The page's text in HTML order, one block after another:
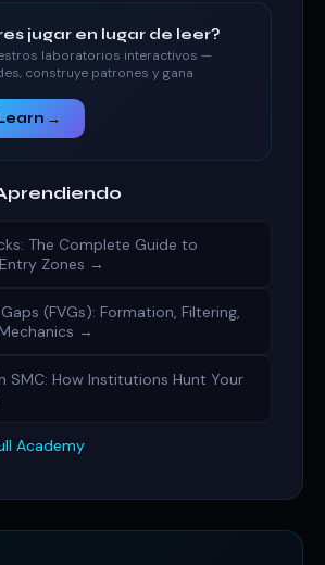
jugar en lugar de leer?
laboratorios interactivos —
construye patrones y gana
→
The Complete Guide to
Zones →
(FVGs): Formation, Filtering,
→
SMC: How Institutions Hunt Your
Academy